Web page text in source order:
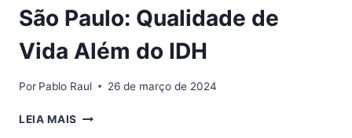
São Paulo: Qualidade de
Vida Além do IDH
Por Pablo Raul 26 de março de 2024
LEIA MAIS AS